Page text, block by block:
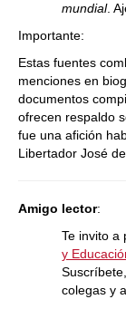
mundial.
Importante:
Estas fuentes
menciones en
documentos
ofrecen respaldo
fue una afición
Libertador José
Amigo lector:
Te invito a
y
colegas y